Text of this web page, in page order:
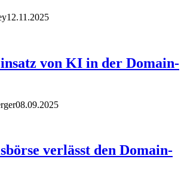
12.11.2025
von KI in der Domain-
08.09.2025
verlässt den Domain-